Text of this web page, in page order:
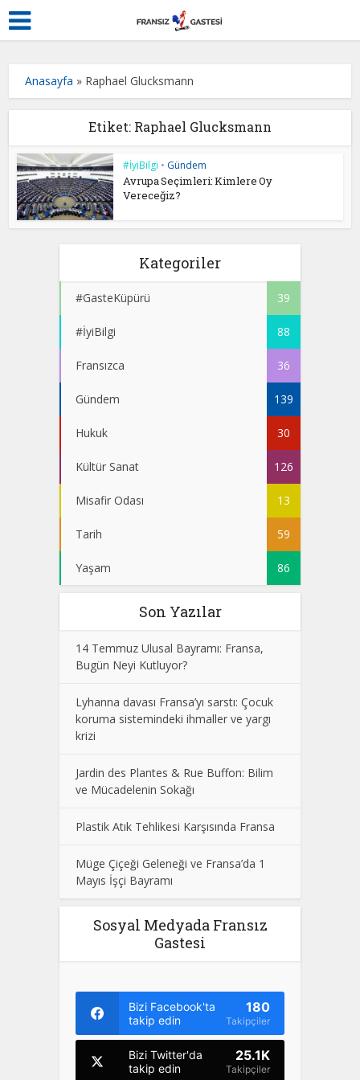
Anasayfa » Raphael Glucksmann
Etiket: Raphael Glucksmann
#İyiBilgi • Gündem
Avrupa Seçimleri: Kimlere Oy
Vereceğiz?
Kategoriler
#GasteKüpürü 39
#İyiBilgi 88
Fransızca 36
Gündem 139
Hukuk 30
Kültür Sanat 126
Misafir Odası 13
Tarih 59
Yaşam 86
Son Yazılar
14 Temmuz Ulusal Bayramı: Fransa,
Bugün Neyi Kutluyor?
Lyhanna davası Fransa’yı sarstı: Çocuk
koruma sistemindeki ihmaller ve yargı
krizi
Jardin des Plantes & Rue Buffon: Bilim
ve Mücadelenin Sokağı
Plastik Atık Tehlikesi Karşısında Fransa
Müge Çiçeği Geleneği ve Fransa’da 1
Mayıs İşçi Bayramı
Sosyal Medyada Fransız
Gastesi
Bizi Facebook'ta
takip edin
180
Takipçiler
Bizi Twitter'da
takip edin
25.1K
Takipçiler